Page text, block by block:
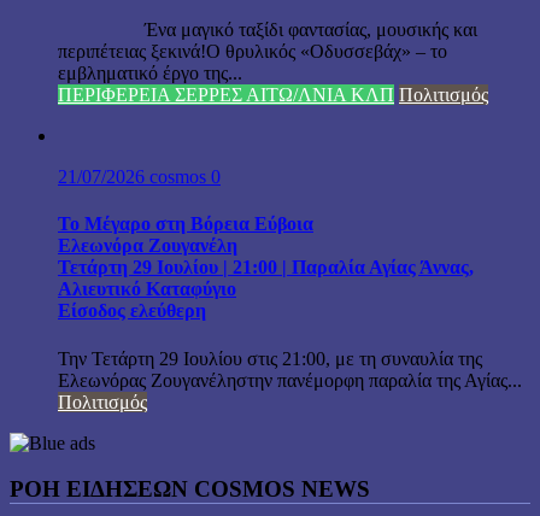
Ένα μαγικό ταξίδι φαντασίας, μουσικής και
περιπέτειας ξεκινά!Ο θρυλικός «Οδυσσεβάχ» – το
εμβληματικό έργο της...
ΠΕΡΙΦΕΡΕΙΑ ΣΕΡΡΕΣ ΑΙΤΩ/ΛΝΙΑ ΚΛΠ Πολιτισμός
21/07/2026 cosmos 0
Το Μέγαρο στη Βόρεια Εύβοια
Ελεωνόρα Ζουγανέλη
Τετάρτη 29 Ιουλίου | 21:00 | Παραλία Αγίας Άννας,
Αλιευτικό Καταφύγιο
Είσοδος ελεύθερη
Την Τετάρτη 29 Ιουλίου στις 21:00, με τη συναυλία της
Ελεωνόρας Ζουγανέληστην πανέμορφη παραλία της Αγίας...
Πολιτισμός
ΡΟΗ ΕΙΔΗΣΕΩΝ COSMOS NEWS